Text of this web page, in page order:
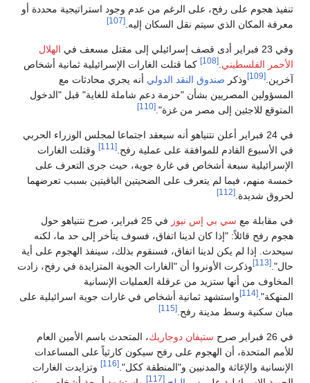
تنفيذ هجوم على رفح، على الرغم من عدم وجود استراتيجية محددة أو
معرفة المكان الذي سيتم نقل السكان إليه. [107]
وفي 23 فبراير أدى قصف إسرائيلي إلى مقتل مسعف في
الهلال
الأحمر الفلسطيني [108]
كما قتلت الغارات الإسرائيلية ثمانية أشخاص
آخرين. [109] وذكر صندوق النقد الدولي أنه يجري محادثات مع
المسؤولين المصريين بشأن "حزمة دعم شاملة للغاية" قبل "الدخول
المتوقع للاجئين إلى مصر من غزة". [110]
في 24 فبراير أعلن نتنياهو أنه سيعقد اجتماعا لمجلس الوزراء الحربي
في الأسبوع القادم للموافقة على عملية رفح. [111]
وقتلت الغارات
الإسرائيلية سبعة أشخاص في غارة جوية، حيث جرى التعرف على
خمسة منهم، فيما لم يتعرف على الضحيتين الباقيتين بسبب تعرضهما
لحروق شديدة. [112]
في مقابلة مع سي بي إس نيوز
في 25 فبراير، صرح نتنياهو حول
هجوم رفح قائلاً: "إذا كان لدينا اتفاق، فسوف يتأخر إلى حد ما، لكنه
سيحدث. إذا لم يكن لدينا اتفاق، فسنقوم بذلك، سينفذ الهجوم على أية
حال". [113]
وذكرت الأونروا أن "الغارات الجوية المتزايدة في رفح، زادت
المخاوف من أنها ستزيد من عرقلة العمليات الإنسانية
المنهكة". [114]
واستشهد ثمانية أشخاص في غارات جوية اسرائيلية على
مبان سكنية وسط مدينة رفح. [115]
في 26 فبراير صرح ستيفان دوجاريك، المتحدث باسم الأمين العام
للأمم المتحدة، أن الهجوم على رفح سيكون كارثياً على المساعدات
الإنسانية والإغاثة والمدنيين و"المنطقة ككل". [116]
وتزايدت الغارات
[117]